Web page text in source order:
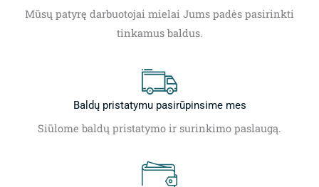
Mūsų patyrę darbuotojai mielai Jums padės pasirinkti
tinkamus baldus.
Baldų pristatymu pasirūpinsime mes
Siūlome baldų pristatymo ir surinkimo paslaugą.